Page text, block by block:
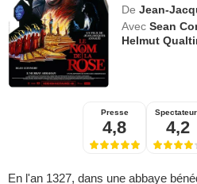
De Jean-
Avec Sean
Helmut
Presse
4,8 4,2
En l'an 1327, dans une abbaye